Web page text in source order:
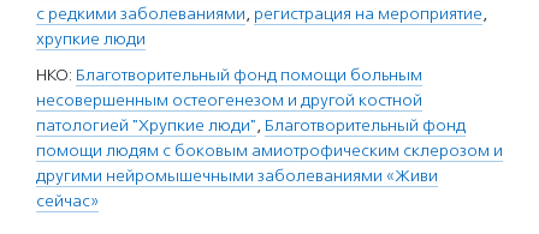
с редкими заболеваниями, регистрация на мероприятие,
хрупкие люди
НКО: Благотворительный фонд помощи больным
несовершенным остеогенезом и другой костной
патологией "Хрупкие люди", Благотворительный фонд
помощи людям с боковым амиотрофическим склерозом и
другими нейромышечными заболеваниями «Живи
сейчас»